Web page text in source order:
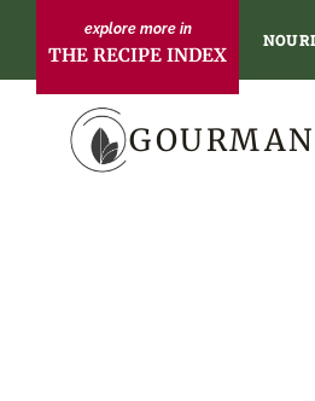
content
THE RECIPE INDEX